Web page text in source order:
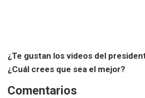
¿Te gustan los videos del
¿Cuál crees que sea el mejor?
Comentarios